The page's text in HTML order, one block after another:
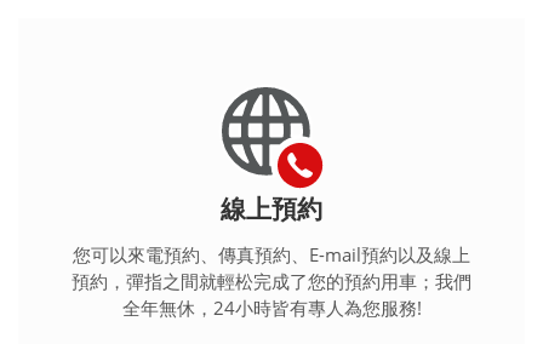
線上預約
您可以來電預約、傳真預約、E-mail預約以及線上
預約，彈指之間就輕松完成了您的預約用車；我們
全年無休，24小時皆有專人為您服務!